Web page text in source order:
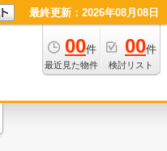
最終更新：2026年08月08日
00件
最近見た物件
00件
検討リスト